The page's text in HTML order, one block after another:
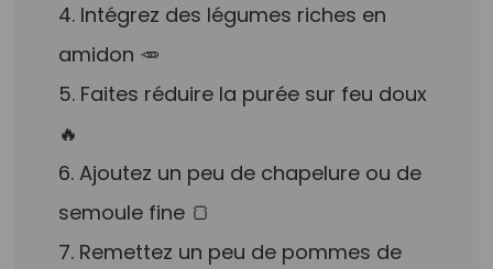
4. Intégrez des légumes riches en
amidon 🥕
5. Faites réduire la purée sur feu doux
🔥
6. Ajoutez un peu de chapelure ou de
semoule fine 🍞
7. Remettez un peu de pommes de